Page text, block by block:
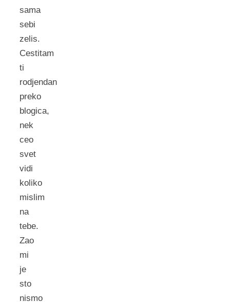
sama
sebi
zelis.
Cestitam
ti
rodjendan
preko
blogica,
nek
ceo
svet
vidi
koliko
mislim
na
tebe.
Zao
mi
je
sto
nismo